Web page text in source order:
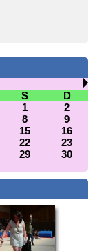
S
D
1
2
8
9
15
16
22
23
29
30